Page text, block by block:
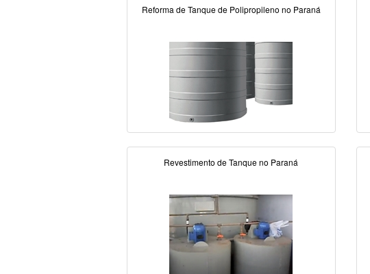
Reforma de Tanque de Polipropileno no Paraná
Revestimento de Tanque no Paraná